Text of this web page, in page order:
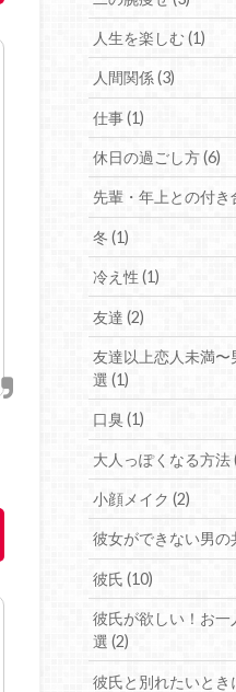
人生を楽しむ (1)
人間関係 (3)
仕事 (1)
休日の過ごし方 (6)
先輩・年上との付き
冬 (1)
冷え性 (1)
友達 (2)
友達以上恋人未満
選 (1)
口臭 (1)
大人っぽくなる方法
小顔メイク (2)
彼女ができない男の
彼氏 (10)
彼氏が欲しい！お
選 (2)
彼氏と別れたいとき